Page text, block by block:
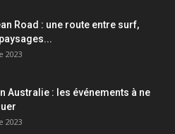
Road : une route entre surf,
2023
Australie : les événements à ne
2023